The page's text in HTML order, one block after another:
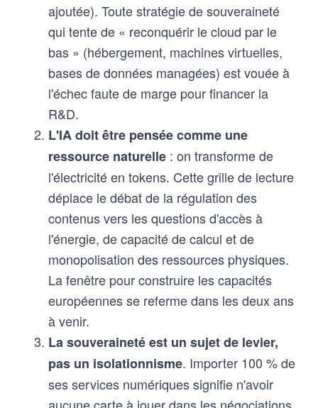
ajoutée). Toute stratégie de souveraineté
qui tente de « reconquérir le cloud par le
bas » (hébergement, machines virtuelles,
bases de données managées) est vouée à
l'échec faute de marge pour financer la
R&D.
L'IA doit être pensée comme une
ressource naturelle : on transforme de
l'électricité en tokens. Cette grille de lecture
déplace le débat de la régulation des
contenus vers les questions d'accès à
l'énergie, de capacité de calcul et de
monopolisation des ressources physiques.
La fenêtre pour construire les capacités
européennes se referme dans les deux ans
à venir.
La souveraineté est un sujet de levier,
pas un isolationnisme. Importer 100 % de
ses services numériques signifie n'avoir
aucune carte à jouer dans les négociations